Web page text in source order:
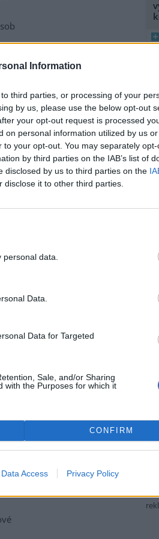
Information
third parties, or processing of your
by us, please use the below opt-out
your opt-out request is processed
on personal information utilized by us
your opt-out. You may separately
by third parties on the IAB’s list of
disclosed by us to third parties on the
disclose it to other third parties.
data.
Data.
Data for Targeted
Sale, and/or Sharing
with the Purposes for which it
CONFIRM
Data Access Privacy Policy
na